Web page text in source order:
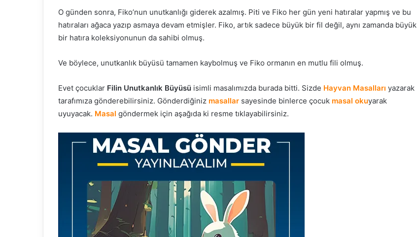
O günden sonra, Fiko’nun unutkanlığı giderek azalmış. Piti ve Fiko her gün yeni hatıralar yapmış ve bu
hatıraları ağaca yazıp asmaya devam etmişler. Fiko, artık sadece büyük bir fil değil, aynı zamanda büyük
bir hatıra koleksiyonunun da sahibi olmuş.
Ve böylece, unutkanlık büyüsü tamamen kaybolmuş ve Fiko ormanın en mutlu fili olmuş.
Evet çocuklar Filin Unutkanlık Büyüsü isimli masalımızda burada bitti. Sizde Hayvan Masalları yazarak
tarafımıza gönderebilirsiniz. Gönderdiğiniz masallar sayesinde binlerce çocuk masal okuyarak
uyuyacak. Masal göndermek için aşağıda ki resme tıklayabilirsiniz.